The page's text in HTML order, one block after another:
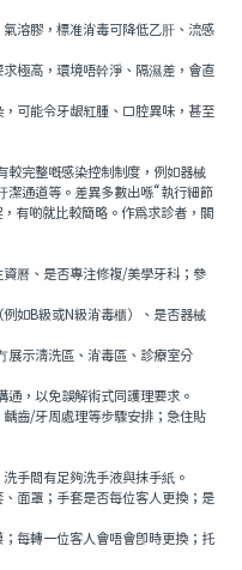
溶膠，標准消毒可降低乙肝、流感
極高，環境唔幹淨、隔濕差，會直
可能令牙龈紅腫、口腔異味，甚至
完整嘅感染控制制度，例如器械
潔通道等。差異多數出喺“執行細節
有啲就比較簡略。作爲求診者，關
曆、是否專注修複/美學牙科；參
如B級或N級消毒櫃）、是否器械
示清洗區、消毒區、診療室分
，以免誤解術式同護理要求。
齒/牙周處理等步驟安排；急住貼
手間有足夠洗手液與抹手紙。
面罩；手套是否每位客人更換；是
每轉一位客人會唔會即時更換；托